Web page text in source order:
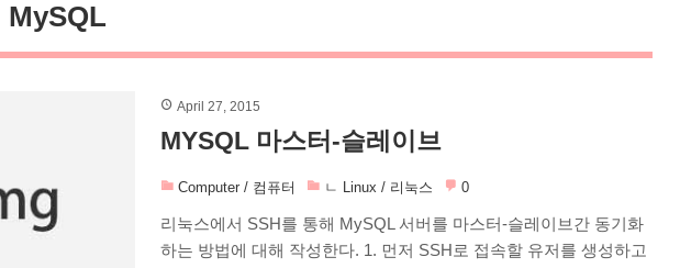
MySQL
April 27, 2015
MYSQL 마스터-슬레이브
Computer / 컴퓨터 ㄴ Linux / 리눅스 0
리눅스에서 SSH를 통해 MySQL 서버를 마스터-슬레이브간 동기화
하는 방법에 대해 작성한다. 1. 먼저 SSH로 접속할 유저를 생성하고